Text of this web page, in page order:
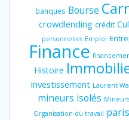
banques Bourse
crowdlending crédit
personnelles Emploi
Finance
Histoire
Investissement Laurent
mineurs isolés
Organisation du travail paris